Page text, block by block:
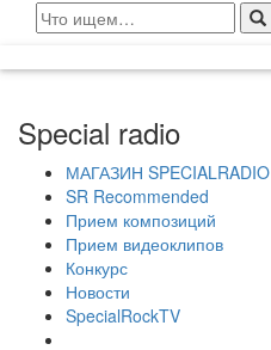
Search
for:
Special radio
МАГАЗИН SPECIALRADIO
SR Recommended
Прием композиций
Прием видеоклипов
Конкурс
Новости
SpecialRockTV